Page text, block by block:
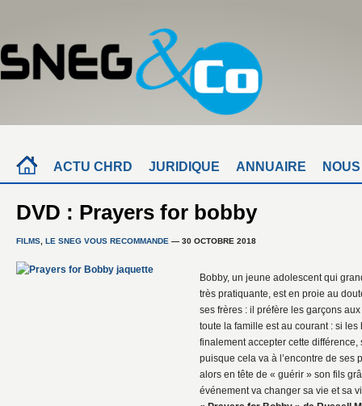
ACTU CHRD JURIDIQUE ANNUAIRE
DVD : Prayers for bobby
FILMS LE SNEG VOUS RECOMMANDE — 30 OCTOBRE 2018
Bobby, un jeune adolescent qui
très pratiquante, est en proie au
ses frères : il préfère les garçons
toute la famille est au courant : si
finalement accepter cette différence,
puisque cela va à l’encontre de ses
alors en tête de « guérir » son fils
événement va changer sa vie et sa